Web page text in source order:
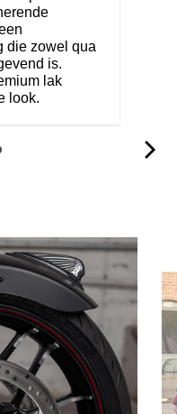
die zowel qua
is.
lak
look.